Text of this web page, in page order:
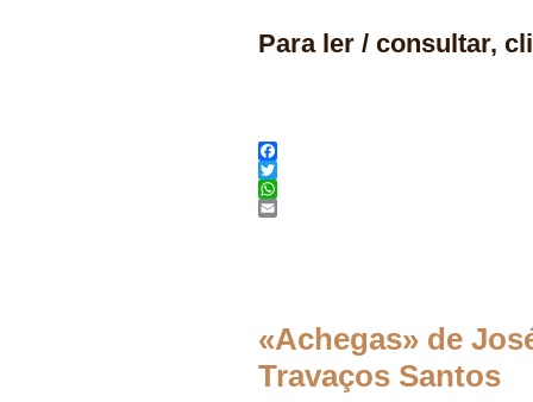
Para ler / consultar,
Facebook
Twitter
WhatsApp
«Achegas» de
Travaços Santos